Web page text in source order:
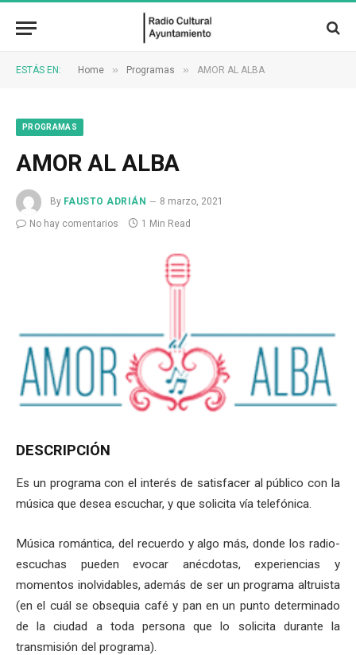
ESTÁS EN: Home » Programas » AMOR AL ALBA
PROGRAMAS
AMOR AL ALBA
By FAUSTO ADRIÁN
8 marzo, 2021
No hay comentarios
1 Min Read
DESCRIPCIÓN
Es un programa con el interés de satisfacer al público con la
música que desea escuchar, y que solicita vía telefónica.
Música romántica, del recuerdo y algo más, donde los radio-
escuchas pueden evocar anécdotas, experiencias y
momentos inolvidables, además de ser un programa altruista
(en el cuál se obsequia café y pan en un punto determinado
de la ciudad a toda persona que lo solicita durante la
transmisión del programa).